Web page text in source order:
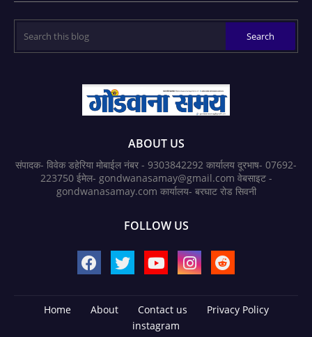
ABOUT US
संपादक- विवेक डहेरिया मोबाईल नंबर - 9303842292 कार्यालय दूरभाष- 07692-
223750 ईमेल- gondwanasamay@gmail.com वेबसाइट -
gondwanasamay.com कार्यालय- बरघाट रोड सिवनी
FOLLOW US
Home About Contact us
Privacy Policy
instagram